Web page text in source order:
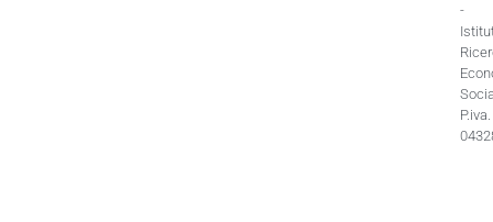
-
P.iva.